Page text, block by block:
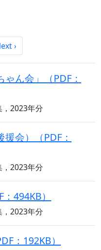
›
ん会」（PDF：
2023年分
会）（PDF：
2023年分
494KB）
2023年分
：192KB）